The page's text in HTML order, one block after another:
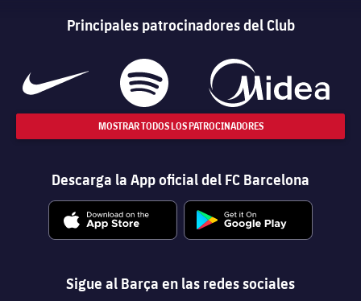
Principales patrocinadores del Club
MOSTRAR TODOS LOS PATROCINADORES
Descarga la App oficial del FC Barcelona
Sigue al Barça en las redes sociales